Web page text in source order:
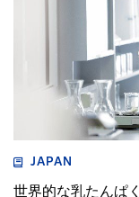
JAPAN
世界的な乳たんぱ